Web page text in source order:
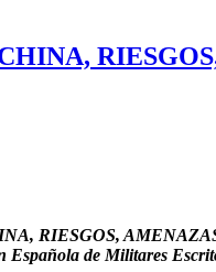
RIESGOS,
Española de Militares